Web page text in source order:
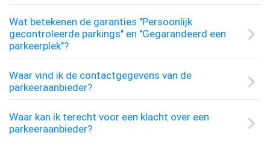
Wat betekenen de garanties "Persoonlijk
gecontroleerde parkings" en "Gegarandeerd een
parkeerplek"?
Waar vind ik de contactgegevens van de
parkeeraanbieder?
Waar kan ik terecht voor een klacht over een
parkeeraanbieder?